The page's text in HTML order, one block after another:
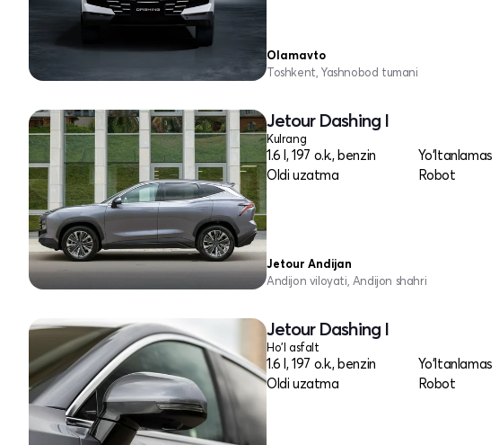
Olamavto
Toshkent, Yashnobod tumani
Jetour Dashing I
Kulrang
1.6 l, 197 o.k., benzin
Yo‘ltanlamas
Oldi uzatma
Robot
Jetour Andijan
Andijon viloyati, Andijon shahri
Jetour Dashing I
Ho'l asfalt
1.6 l, 197 o.k., benzin
Yo‘ltanlamas
Oldi uzatma
Robot